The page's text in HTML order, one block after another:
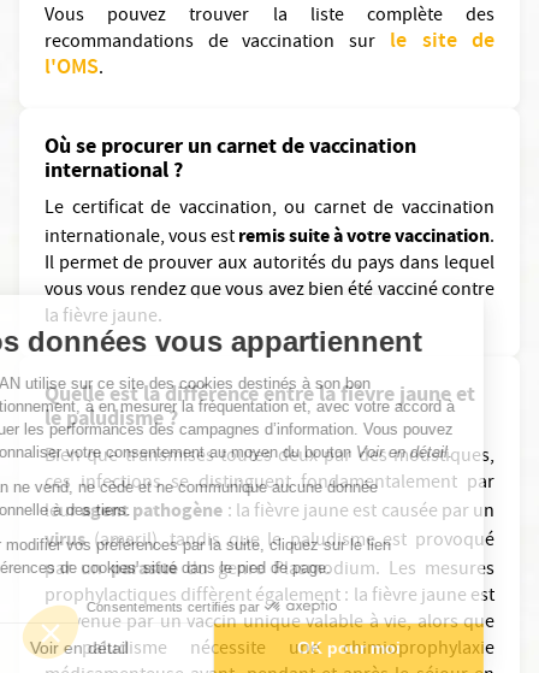
Continuer sans accepter
Vos données vous appartiennent
ELSAN utilise sur ce site des cookies destinés à son bon
fonctionnement, à en mesurer la fréquentation et, avec votre accord à
évaluer les performances des campagnes d’information. Vous pouvez
personnaliser votre consentement au moyen du boutonVoir en détail
Elsan ne vend, ne cède et ne communique aucune donnée
personnelle à des tiers.
Pour modifier vos préférences par la suite, cliquez sur le lien
'Préférences de cookies' situé dans le pied de page.
Consentements certifiés par
Voir en détail OK pour moi
Vous pouvez trouver la liste complète des
recommandations de vaccination sur le site de
l'OMS.
Où se procurer un carnet de vaccination
international ?
Le certificat de vaccination, ou carnet de vaccination
internationale, vous estremis suite à votre vaccination.
Il permet de prouver aux autorités du pays dans lequel
vous vous rendez que vous avez bien été vacciné contre
la fièvre jaune.
Quelle est la différence entre la fièvre jaune et
le paludisme ?
Bien que transmises toutes deux par des moustiques,
ces infections se distinguent fondamentalement par
leuragent pathogène : la fièvre jaune est causée par un
virus(amaril), tandis que le paludisme est provoqué
par unparasitedu genre Plasmodium. Les mesures
prophylactiques diffèrent également : la fièvre jaune est
prévenue par un vaccin unique valable à vie, alors que
le paludisme nécessite une chimioprophylaxie